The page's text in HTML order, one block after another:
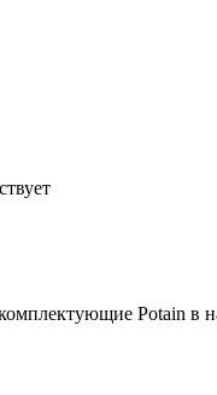
Potain